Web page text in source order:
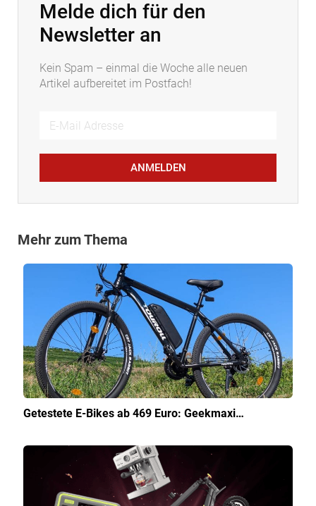
Melde dich für den
Newsletter an
Kein Spam – einmal die Woche alle neuen
Artikel aufbereitet im Postfach!
ANMELDEN
Mehr zum Thema
Getestete E-Bikes ab 469 Euro: Geekmaxi…